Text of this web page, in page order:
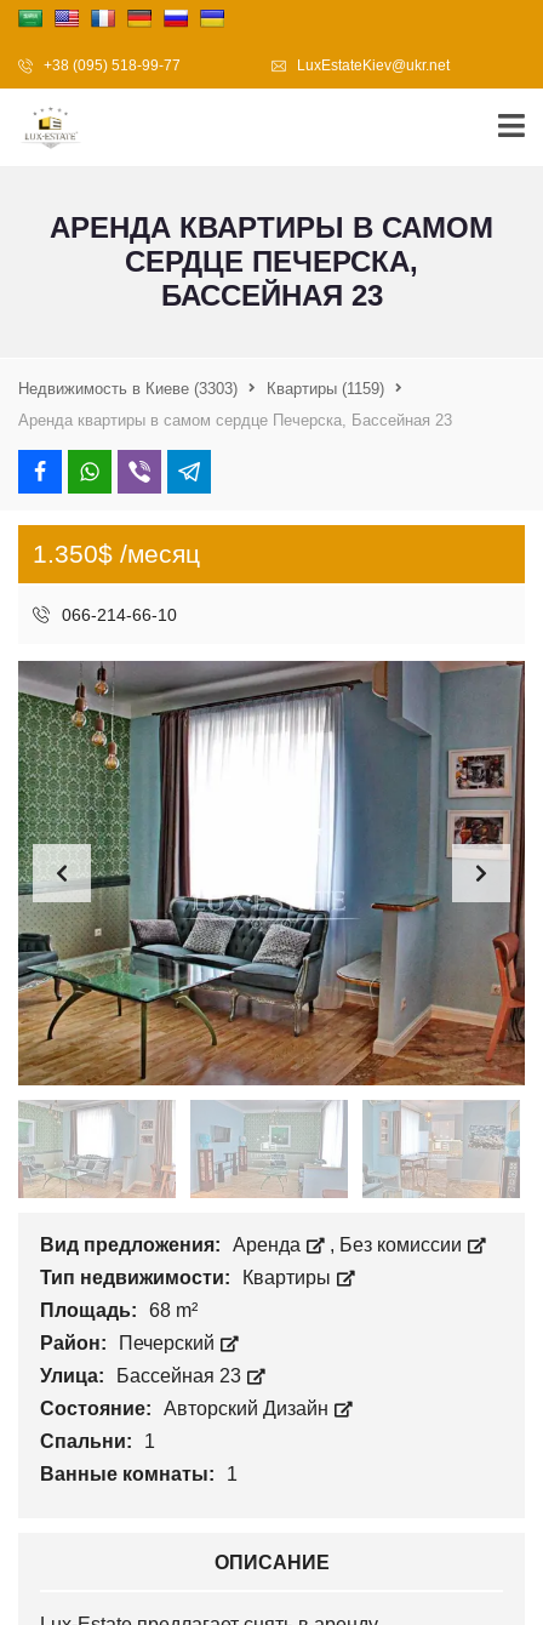
+38 (095) 518-99-77 LuxEstateKiev@ukr.net
АРЕНДА КВАРТИРЫ В САМОМ
СЕРДЦЕ ПЕЧЕРСКА,
БАССЕЙНАЯ 23
Недвижимость в Киеве (3303) Квартиры (1159)
Аренда квартиры в самом сердце Печерска, Бассейная 23
1.350$ /месяц
066-214-66-10
Вид предложения: Аренда , Без комиссии
Тип недвижимости:
Квартиры
Площадь:
68 m²
Район:
Печерский
Улица:
Бассейная 23
Состояние:
Авторский Дизайн
Спальни:
1
Ванные комнаты:
1
ОПИСАНИЕ